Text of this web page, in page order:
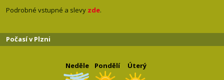
Podrobné vstupné a slevy zde.
Počasí v Plzni
Neděle Pondělí Úterý